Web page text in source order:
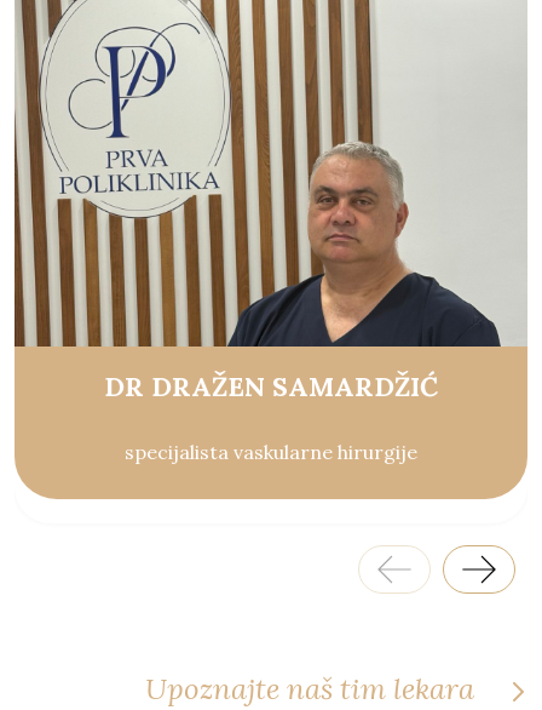
DR DRAŽEN SAMARDŽIĆ
specijalista vaskularne hirurgije
Upoznajte naš tim lekara